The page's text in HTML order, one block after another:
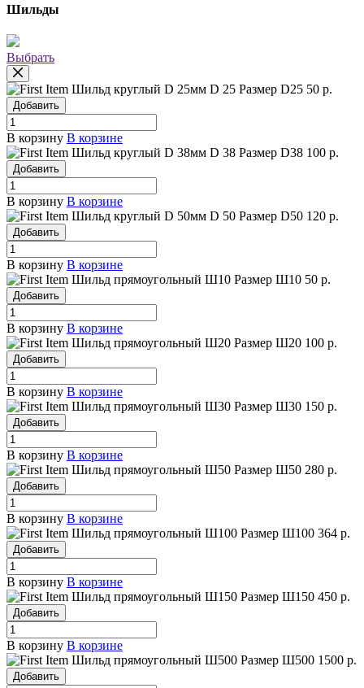
Шильды
Выбрать
Шильд круглый D 25мм D 25 Размер D25 50 р.
Добавить
В корзину В корзине
Шильд круглый D 38мм D 38 Размер D38 100 р.
Добавить
В корзину В корзине
Шильд круглый D 50мм D 50 Размер D50 120 р.
Добавить
В корзину В корзине
Шильд прямоугольный Ш10 Размер Ш10 50 р.
Добавить
В корзину В корзине
Шильд прямоугольный Ш20 Размер Ш20 100 р.
Добавить
В корзину В корзине
Шильд прямоугольный Ш30 Размер Ш30 150 р.
Добавить
В корзину В корзине
Шильд прямоугольный Ш50 Размер Ш50 280 р.
Добавить
В корзину В корзине
Шильд прямоугольный Ш100 Размер Ш100 364 р.
Добавить
В корзину В корзине
Шильд прямоугольный Ш150 Размер Ш150 450 р.
Добавить
В корзину В корзине
Шильд прямоугольный Ш500 Размер Ш500 1500 р.
Добавить